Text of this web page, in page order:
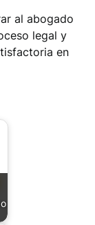
al abogado
legal y
en